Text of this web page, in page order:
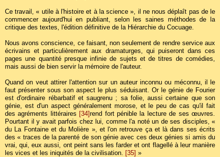
Ce travail, « utile à l'histoire et à la science », il ne nous déplaît pas de le
commencer aujourd'hui en publiant, selon les saines méthodes de la
critique des textes, l'édition définitive de la Hiérarchie du Cocuage.
Nous avons conscience, ce faisant, non seulement de rendre service aux
écrivains et particulièrement aux dramaturges, qui puiseront dans ces
pages une quantité presque infinie de sujets et de titres de comédies,
mais aussi de bien servir la mémoire de l'auteur.
Quand on veut attirer l'attention sur un auteur inconnu ou méconnu, il le
faut présenter sous son aspect le plus séduisant. Or le génie de Fourier
est d'ordinaire rébarbatif et saugrenu ; sa folie, aussi certaine que son
génie, est d'un aspect généralement morose, et le peu de cas qu'il fait
des agréments littéraires [34]rend fort pénible la lecture de ses œuvres.
Pourtant il y avait parfois chez lui, comme l'a noté un de ses disciples, «
du La Fontaine et du Molière », et l'on retrouve ça et là dans ses écrits
des « traces de la parenté de son génie avec ces deux génies si amis du
vrai, qui, eux aussi, ont peint sans les farder et ont flagellé à leur manière
les vices et les iniquités de la civilisation. [35] »